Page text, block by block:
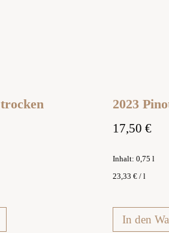
2023
17,50€
Inhalt: 0,75l
23,33€ /l
In den